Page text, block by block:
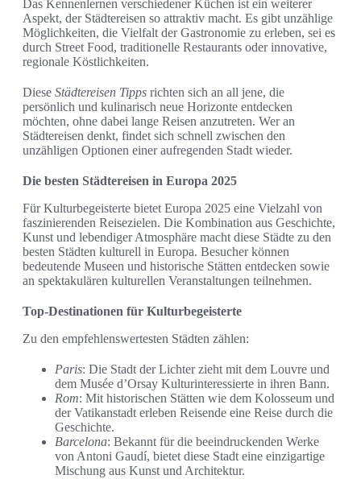
Das Kennenlernen verschiedener Küchen ist ein weiterer
Aspekt, der Städtereisen so attraktiv macht. Es gibt unzählige
Möglichkeiten, die Vielfalt der Gastronomie zu erleben, sei es
durch Street Food, traditionelle Restaurants oder innovative,
regionale Köstlichkeiten.
Diese Städtereisen Tipps richten sich an all jene, die
persönlich und kulinarisch neue Horizonte entdecken
möchten, ohne dabei lange Reisen anzutreten. Wer an
Städtereisen denkt, findet sich schnell zwischen den
unzähligen Optionen einer aufregenden Stadt wieder.
Die besten Städtereisen in Europa 2025
Für Kulturbegeisterte bietet Europa 2025 eine Vielzahl von
faszinierenden Reisezielen. Die Kombination aus Geschichte,
Kunst und lebendiger Atmosphäre macht diese Städte zu den
besten Städten kulturell in Europa. Besucher können
bedeutende Museen und historische Stätten entdecken sowie
an spektakulären kulturellen Veranstaltungen teilnehmen.
Top-Destinationen für Kulturbegeisterte
Zu den empfehlenswertesten Städten zählen:
Paris: Die Stadt der Lichter zieht mit dem Louvre und
dem Musée d’Orsay Kulturinteressierte in ihren Bann.
Rom: Mit historischen Stätten wie dem Kolosseum und
der Vatikanstadt erleben Reisende eine Reise durch die
Geschichte.
Barcelona: Bekannt für die beeindruckenden Werke
von Antoni Gaudí, bietet diese Stadt eine einzigartige
Mischung aus Kunst und Architektur.